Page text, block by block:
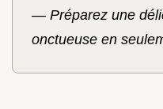
— Préparez une
onctueuse en